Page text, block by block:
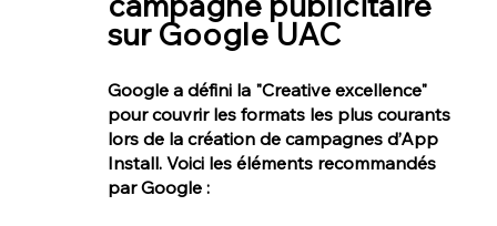
sur Google UAC
Google a défini la "Creative excellence"
pour couvrir les formats les plus courants
lors de la création de campagnes d’App
Install. Voici les éléments recommandés
par Google :